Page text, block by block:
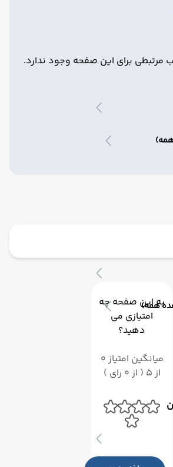
همه)
مرتبطی برای این صفحه وجود ندارد.
به این صفحه چه
امتیازی می
دهید؟
میانگین امتیاز 0
از 5 ( از 0 رای )